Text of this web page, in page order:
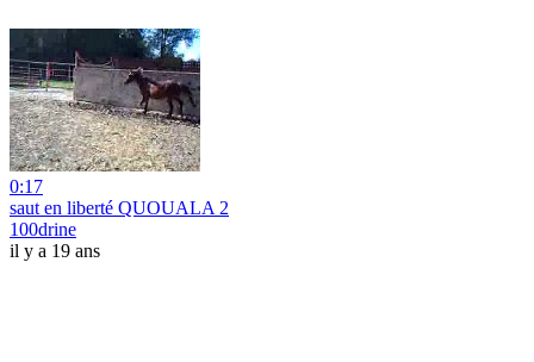
0:17
saut en liberté QUOUALA 2
100drine
il y a 19 ans